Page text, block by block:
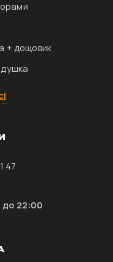
+ дощовик
47
до 22:00